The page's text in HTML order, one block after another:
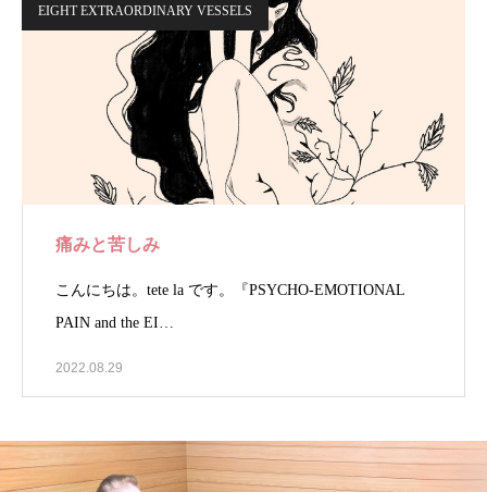
EIGHT EXTRAORDINARY VESSELS
痛みと苦しみ
こんにちは。tete la です。『PSYCHO-EMOTIONAL
PAIN and the EI…
2022.08.29